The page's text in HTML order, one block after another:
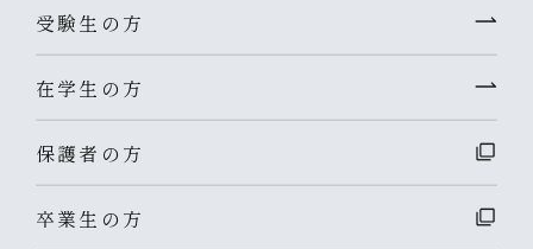
受験生の方
在学生の方
保護者の方
卒業生の方